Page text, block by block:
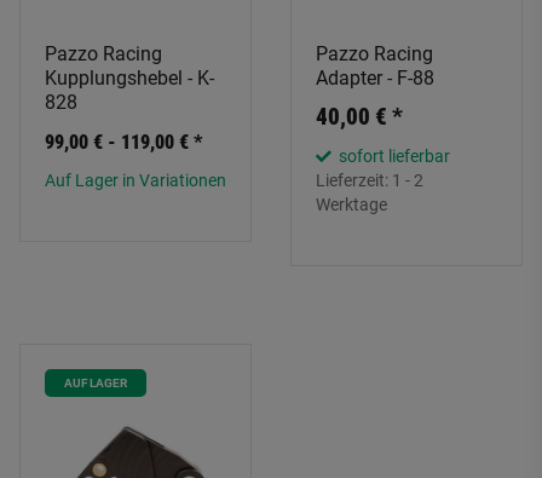
Pazzo Racing
Kupplungshebel - K-
828
99,00 € - 119,00 € *
Auf Lager in Variationen
Pazzo Racing
Adapter - F-88
40,00 € *
sofort lieferbar
Lieferzeit: 1 - 2
Werktage
AUF LAGER